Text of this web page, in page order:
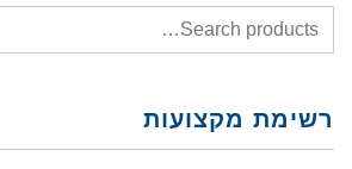
רשימת מקצועות